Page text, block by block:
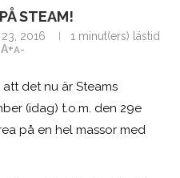
STEAM!
2016
1 minut(ers) lästid
A+A-
det nu är Steams
(idag) t.o.m. den 29e
på en hel massor med